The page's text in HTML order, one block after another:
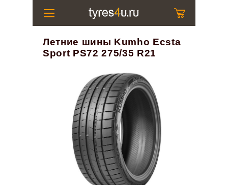
Летние шины Kumho Ecsta
Sport PS72 275/35 R21